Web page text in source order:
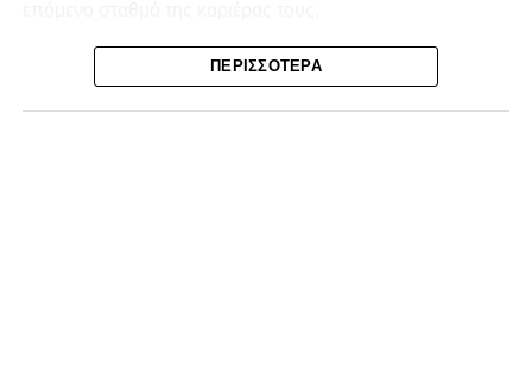
Ο λόγος για τον Βασίλη Τρούμπουλο και τον Χρυσόστομο
Στάγκο, οι οποίοι θα συνεχίσουν μαζί την ποδοσφαιρική
ΠΕΡΙΣΣΌΤΕΡΑ